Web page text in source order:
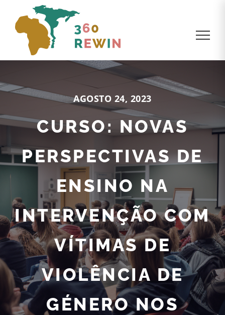
AGOSTO 24, 2023
CURSO: NOVAS
PERSPECTIVAS DE
ENSINO NA
INTERVENÇÃO COM
VÍTIMAS DE
VIOLÊNCIA DE
GÉNERO NOS